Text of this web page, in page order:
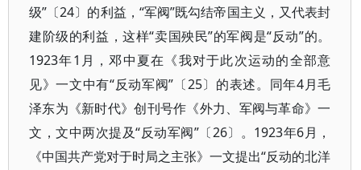
级”〔24〕的利益，“军阀”既勾结帝国主义，又代表封
建阶级的利益，这样“卖国殃民”的军阀是“反动”的。
1923年1月，邓中夏在《我对于此次运动的全部意
见》一文中有“反动军阀”〔25〕的表述。同年4月毛
泽东为《新时代》创刊号作《外力、军阀与革命》一
文，文中两次提及“反动军阀”〔26〕。1923年6月，
《中国共产党对于时局之主张》一文提出“反动的北洋